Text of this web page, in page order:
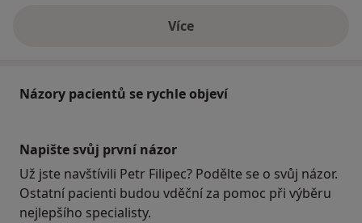
Víceo adrese
Názory pacientů se rychle objeví
Napište svůj první názor
Už jste navštívili Petr Filipec? Podělte se o svůj názor.
Ostatní pacienti budou vděční za pomoc při výběru
nejlepšího specialisty.